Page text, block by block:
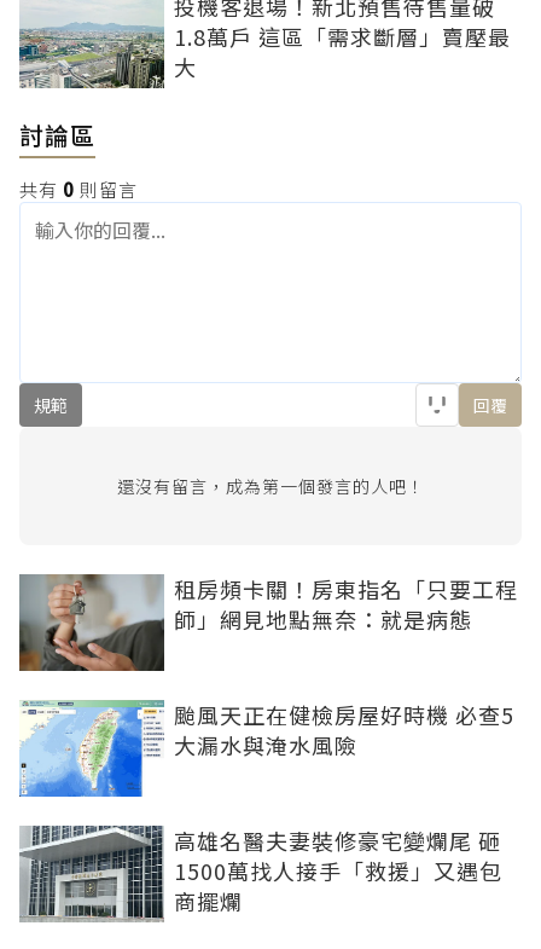
1.8萬戶 這區「需求斷層」賣壓最
大
討論區
共有 0 則留言
規範 回覆
還沒有留言，成為第一個發言的人吧！
租房頻卡關！房東指名「只要工程
師」網見地點無奈：就是病態
颱風天正在健檢房屋好時機 必查5
大漏水與淹水風險
高雄名醫夫妻裝修豪宅變爛尾 砸
1500萬找人接手「救援」又遇包
商擺爛